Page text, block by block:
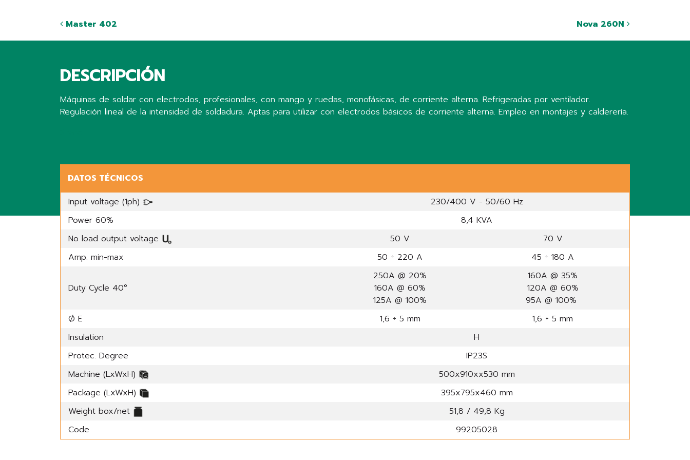
Master 402 Nova 260N
DESCRIPCIÓN
Máquinas de soldar con electrodos, profesionales, con mango y ruedas, monofásicas, de corriente alterna. Refrigeradas por ventilador.
Regulación lineal de la intensidad de soldadura. Aptas para utilizar con electrodos básicos de corriente alterna. Empleo en montajes y calderería.
DATOS TÉCNICOS
Input voltage (1ph)
230/400 V - 50/60 Hz
Power 60%
8,4 KVA
No load output voltage
50 V
70 V
Amp. min-max
50 ÷ 220 A 45 ÷ 180 A
Duty Cycle 40°
250A @ 20%
160A @ 60%
125A @ 100%
160A @ 35%
120A @ 60%
95A @ 100%
Ø E
1,6 ÷ 5 mm
1,6 ÷ 5 mm
Insulation
H
Protec. Degree
IP23S
Machine (LxWxH)
500x910xx530 mm
Package (LxWxH)
395x795x460 mm
Weight box/net
51,8 / 49,8 Kg
Code
99205028